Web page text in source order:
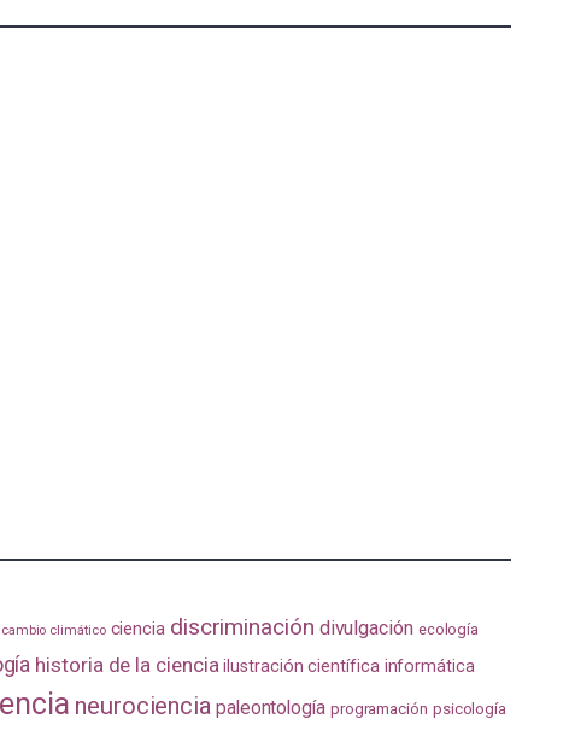
cambio climático ciencia discriminación divulgación ecología
historia de la ciencia ilustración científica informática
neurociencia paleontología programación psicología